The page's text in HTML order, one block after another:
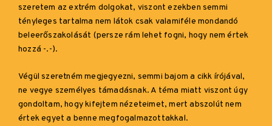
szeretem az extrém dolgokat, viszont ezekben semmi
tényleges tartalma nem látok csak valamiféle mondandó
beleerőszakolását (persze rám lehet fogni, hogy nem értek
hozzá -.-).
Végül szeretném megjegyezni, semmi bajom a cikk írójával,
ne vegye személyes támadásnak. A téma miatt viszont úgy
gondoltam, hogy kifejtem nézeteimet, mert abszolút nem
értek egyet a benne megfogalmazottakkal.